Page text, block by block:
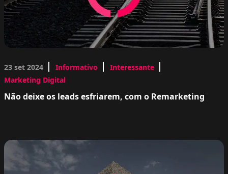
23 set 2024 Informativo
Interessante
Marketing Digital
Não deixe os leads esfriarem, com o Remarketing